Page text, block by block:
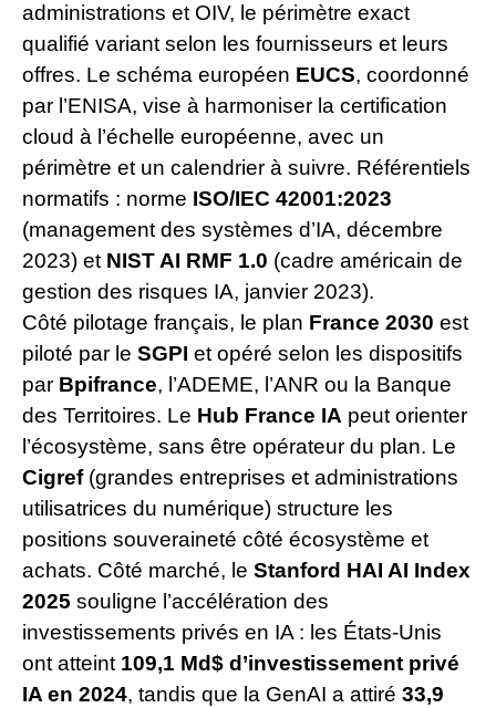
administrations et OIV, le périmètre exact
qualifié variant selon les fournisseurs et leurs
offres. Le schéma européen EUCS, coordonné
par l’ENISA, vise à harmoniser la certification
cloud à l’échelle européenne, avec un
périmètre et un calendrier à suivre. Référentiels
normatifs : norme ISO/IEC 42001:2023
(management des systèmes d’IA, décembre
2023) et NIST AI RMF 1.0 (cadre américain de
gestion des risques IA, janvier 2023).
Côté pilotage français, le plan France 2030 est
piloté par le SGPI et opéré selon les dispositifs
par Bpifrance, l’ADEME, l’ANR ou la Banque
des Territoires. Le Hub France IA peut orienter
l’écosystème, sans être opérateur du plan. Le
Cigref(grandes entreprises et administrations
utilisatrices du numérique) structure les
positions souveraineté côté écosystème et
achats. Côté marché, le Stanford HAI AI Index
2025 souligne l’accélération des
investissements privés en IA : les États-Unis
ont atteint 109,1 Md$ d’investissement privé
IA en 2024, tandis que la GenAI a attiré 33,9